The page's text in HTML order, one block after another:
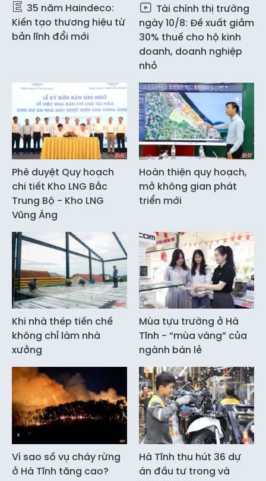
35 năm Haindeco:
Kiến tạo thương hiệu từ
bản lĩnh đổi mới
Tài chính thị trường
ngày 10/8: Đề xuất giảm
30% thuế cho hộ kinh
doanh, doanh nghiệp
nhỏ
Phê duyệt Quy hoạch
chi tiết Kho LNG Bắc
Trung Bộ - Kho LNG
Vũng Áng
Hoàn thiện quy hoạch,
mở không gian phát
triển mới
Khi nhà thép tiền chế
không chỉ làm nhà
xưởng
Mùa tựu trường ở Hà
Tĩnh - “mùa vàng” của
ngành bán lẻ
Vì sao số vụ cháy rừng
ở Hà Tĩnh tăng cao?
Hà Tĩnh thu hút 36 dự
án đầu tư trong và